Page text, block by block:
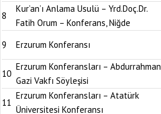
8
Kur’an’ı Anlama Usulü – Yrd.Doç.Dr.
Fatih Orum – Konferans, Niğde
9
Erzurum Konferansı
10
Erzurum Konferansları – Abdurrahman
Gazi Vakfı Söyleşisi
11
Erzurum Konferansları – Atatürk
Üniversitesi Konferansı